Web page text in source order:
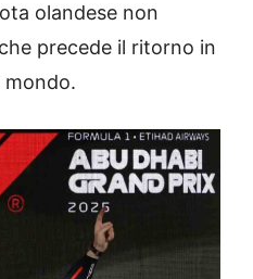
olandese non
precede il ritorno in
mondo.